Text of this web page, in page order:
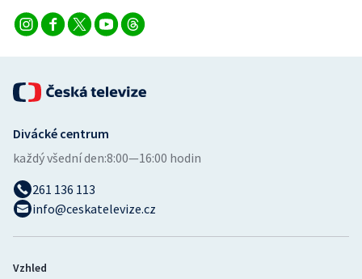
Volejbal
Divácké centrum
každý všední den:8:00—16:00 hodin
261 136 113
info@ceskatelevize.cz
Vzhled